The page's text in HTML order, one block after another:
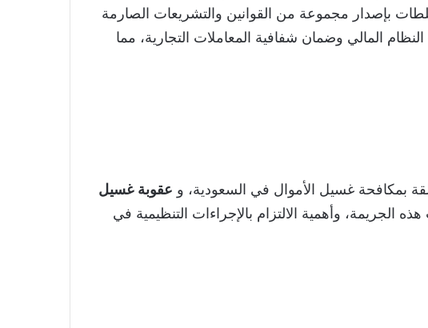
بإصدار مجموعة من القوانين والتشريعات الصارمة
المالي وضمان شفافية المعاملات التجارية، مما
بمكافحة غسيل الأموال في السعودية، و عقوبة غسيل
الجريمة، وأهمية الالتزام بالإجراءات التنظيمية في